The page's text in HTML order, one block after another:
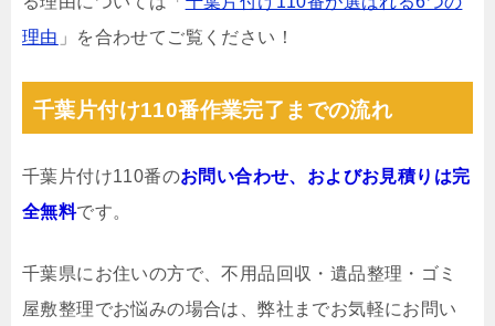
理由 」を合わせてご覧ください！
千葉片付け110番作業完了までの流れ
千葉片付け110番のお問い合わせ、およびお見積りは完
全無料です。
千葉県にお住いの方で、不用品回収・遺品整理・ゴミ
屋敷整理でお悩みの場合は、弊社までお気軽にお問い